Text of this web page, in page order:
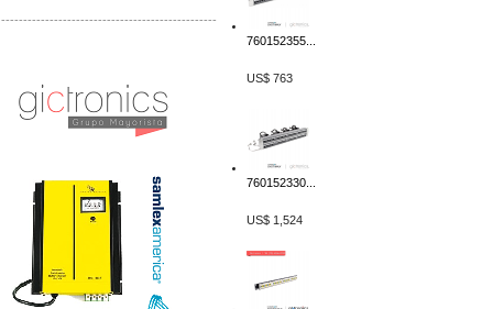
-------------------------------------------------
760152355...
US$ 763
760152330...
US$ 1,524